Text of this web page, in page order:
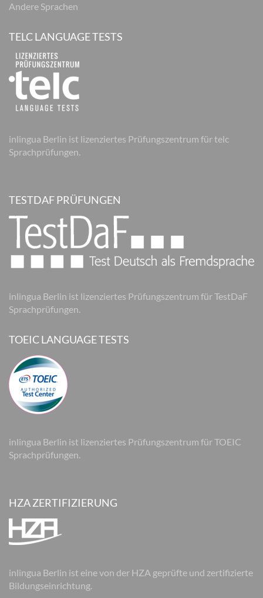
Andere Sprachen
TELC LANGUAGE TESTS
inlingua Berlin ist lizenziertes Prüfungszentrum für telc
Sprachprüfungen.
TESTDAF PRÜFUNGEN
inlingua Berlin ist lizenziertes Prüfungszentrum für TestDaF
Sprachprüfungen.
TOEIC LANGUAGE TESTS
inlingua Berlin ist lizenziertes Prüfungszentrum für TOEIC
Sprachprüfungen.
HZA ZERTIFIZIERUNG
inlingua Berlin ist eine von der HZA geprüfte und zertifizierte
Bildungseinrichtung.